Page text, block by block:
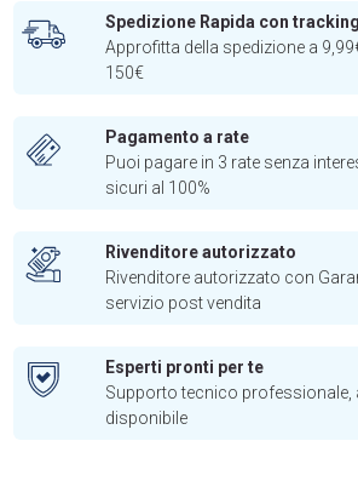
Spedizione Rapida con tracking
Approfitta della spedizione a
150€
Pagamento a rate
Puoi pagare in 3 rate senza
sicuri al 100%
Rivenditore autorizzato
Rivenditore autorizzato con
servizio post vendita
Esperti pronti per te
Supporto tecnico professionale,
disponibile